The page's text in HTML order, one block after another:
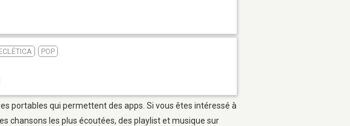
POP
portables qui permettent des apps. Si vous êtes intéressé à
chansons les plus écoutées, des playlist et musique sur